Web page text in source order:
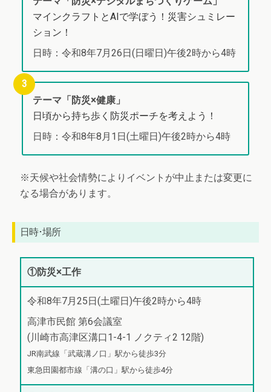
マインクラフトとAIで学ぼう！災害シュミレー
ション！
日時：令和8年7月26日(日曜日)午後2時から4時
テーマ「防災×健康」
日頃から持ち歩く防災ポーチを考えよう！
日時：令和8年8月1日(土曜日)午後2時から4時
※天候や社会情勢によりイベントが中止または変更に
なる場合があります。
日時･場所
①防災×工作
令和8年7月25日(土曜日)午後2時から4時
高津市民館 第6会議室
(川崎市高津区溝口1-4-1 ノクティ2 12階)
JR南武線「武蔵溝ノ口」駅から徒歩3分
東急田園都市線「溝の口」駅から徒歩4分